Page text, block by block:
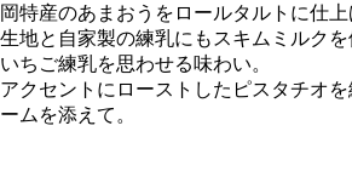
岡特産のあまおうをロールタルトに仕上
生地と自家製の練乳にもスキムミルク
いちご練乳を思わせる味わい。
アクセントにローストしたピスタチオ
ームを添えて。